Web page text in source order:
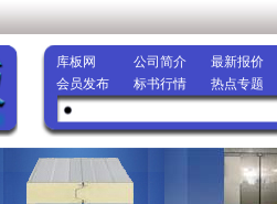
库板网 公司简介
最新报价
会员发布
标书行情 热点专题